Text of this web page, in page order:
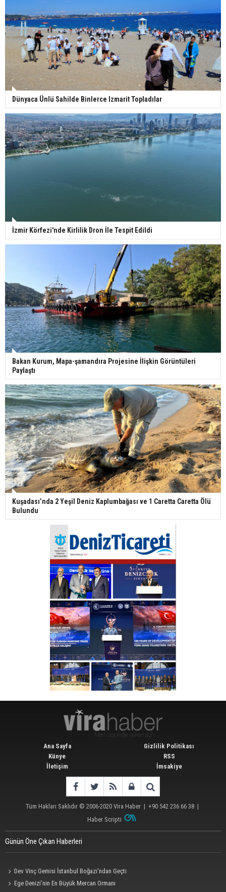
Dünyaca Ünlü Sahilde Binlerce Izmarit Topladılar
İzmir Körfezi'nde Kirlilik Dron İle Tespit Edildi
Bakan Kurum, Mapa-şamandıra Projesine İlişkin Görüntüleri
Paylaştı
Kuşadası’nda 2 Yeşil Deniz Kaplumbağası ve 1 Caretta Caretta Ölü
Bulundu
Ana Sayfa
Künye
İletişim
Gizlilik Politikası
RSS
İmsakiye
Tüm Hakları Saklıdır © 2006-2020 Vira Haber | +90 542 236 66 38 |
Haber Scripti
Günün Öne Çıkan Haberleri
Dev Vinç Gemisi İstanbul Boğazı'ndan Geçti
Ege Denizi’nin En Büyük Mercan Ormanı